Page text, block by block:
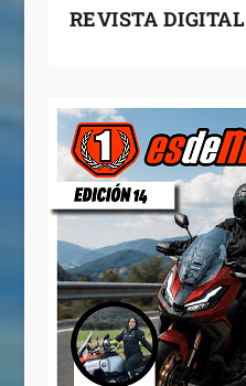
REVISTA DIGITAL